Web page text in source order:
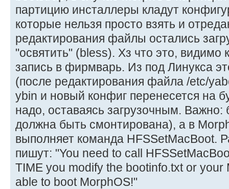
партицию инсталлеры кладут
которые нельзя просто взять и
редактирования файлы остались
"освятить" (bless). Хз что это, видимо
запись в фирмварь. Из под Линукса
(после редактирования файла /etc/
ybin и новый конфиг перенесется на
надо, оставаясь загрузочным. Важно:
должна быть смонтирована), а в
выполняет команда HFSSetMacBoot.
пишут: "You need to call
TIME you modify the bootinfo.txt or
able to boot MorphOS!"